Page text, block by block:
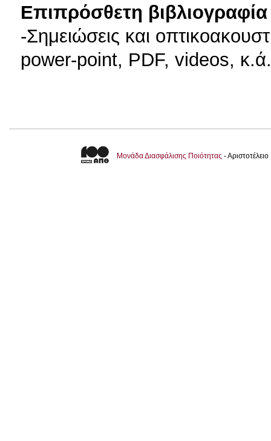
Επιπρόσθετη βιβλιογραφία
-Σημειώσεις και
power-point, PDF, videos,
Μονάδα Διασφάλισης Ποιότητας -